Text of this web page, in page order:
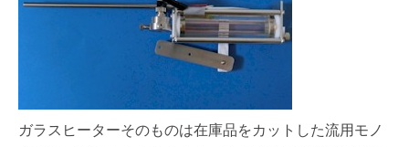
ガラスヒーターそのものは在庫品をカットした流用モノ